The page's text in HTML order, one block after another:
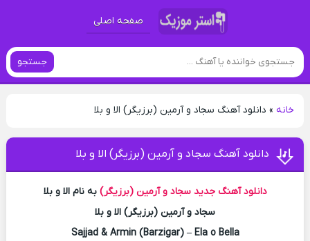
صفحه اصلی
جستجو
خانه» دانلود آهنگ سجاد و آرمین (برزیگر) الا و‌ بلا
دانلود آهنگ سجاد و آرمین (برزیگر) الا و‌ بلا
دانلود آهنگ جدید سجاد و آرمین (برزیگر) به نام الا و‌ بلا
سجاد و آرمین (برزیگر) الا و‌ بلا
Sajjad & Armin (Barzigar) – Ela o Bella